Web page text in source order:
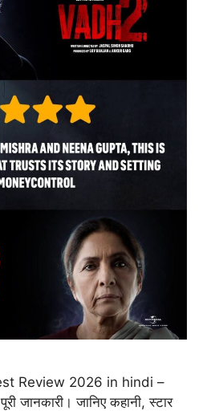
Review 2026 in hindi –
जानकारी। जानिए कहानी, स्टार